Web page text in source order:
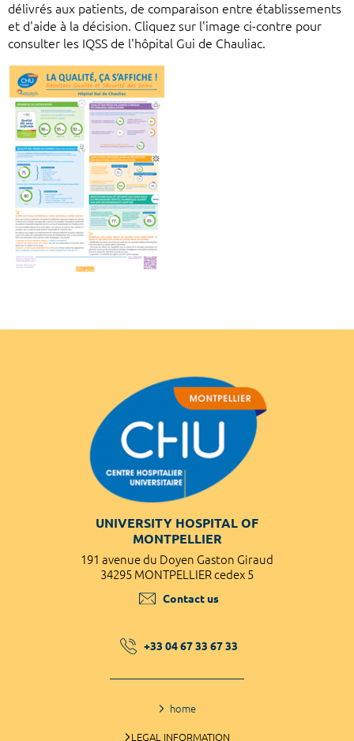
délivrés aux patients, de comparaison entre établissements
et d'aide à la décision. Cliquez sur l'image ci-contre pour
consulter les IQSS de l'hôpital Gui de Chauliac.
UNIVERSITY HOSPITAL OF
MONTPELLIER
191 avenue du Doyen Gaston Giraud
34295 MONTPELLIER cedex 5
Contact us
+33 04 67 33 67 33
home
LEGAL INFORMATION